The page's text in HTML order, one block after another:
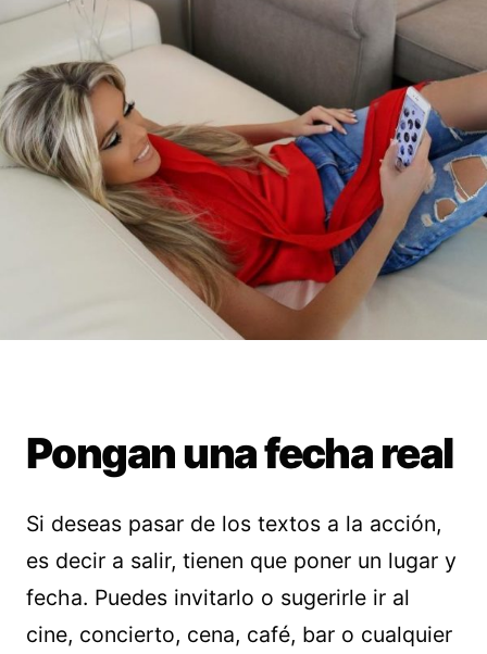
Pongan una fecha real
Si deseas pasar de los textos a la acción,
es decir a salir, tienen que poner un lugar y
fecha. Puedes invitarlo o sugerirle ir al
cine, concierto, cena, café, bar o cualquier